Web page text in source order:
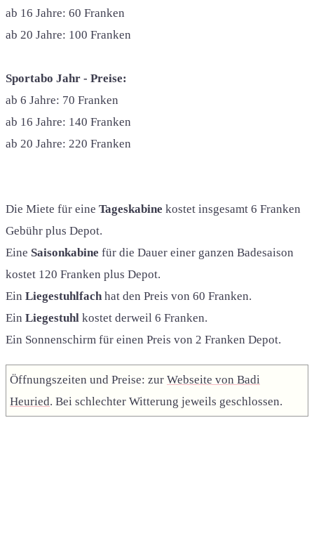
ab 16 Jahre: 60 Franken
ab 20 Jahre: 100 Franken
Sportabo Jahr - Preise:
ab 6 Jahre: 70 Franken
ab 16 Jahre: 140 Franken
ab 20 Jahre: 220 Franken
Die Miete für eine Tageskabine kostet insgesamt 6 Franken
Gebühr plus Depot.
Eine Saisonkabine für die Dauer einer ganzen Badesaison
kostet 120 Franken plus Depot.
Ein Liegestuhlfach hat den Preis von 60 Franken.
Ein Liegestuhl kostet derweil 6 Franken.
Ein Sonnenschirm für einen Preis von 2 Franken Depot.
Öffnungszeiten und Preise: zur Webseite von Badi
Heuried. Bei schlechter Witterung jeweils geschlossen.